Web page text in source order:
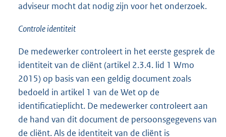
adviseur mocht dat nodig zijn voor het onderzoek.
Controle identiteit
De medewerker controleert in het eerste gesprek de
identiteit van de cliënt (artikel 2.3.4. lid 1 Wmo
2015) op basis van een geldig document zoals
bedoeld in artikel 1 van de Wet op de
identificatieplicht. De medewerker controleert aan
de hand van dit document de persoonsgegevens van
de cliënt. Als de identiteit van de cliënt is